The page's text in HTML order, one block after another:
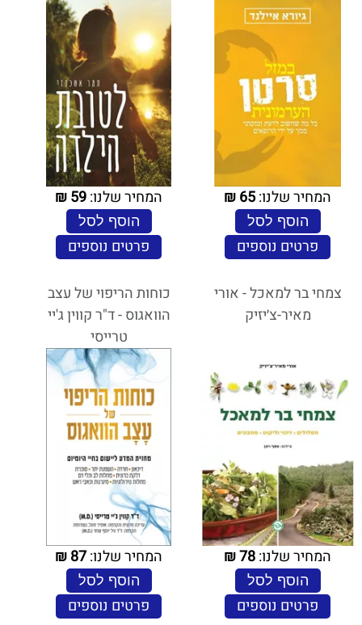
המחיר שלנו:65
₪
הוסף לסל
פרטים נוספים
המחיר שלנו:59
₪
הוסף לסל
פרטים נוספים
צמחי בר למאכל - אורי
מאיר-צ׳יזיק
המחיר שלנו:78
₪
הוסף לסל
פרטים נוספים
כוחות הריפוי של עצב
הוואגוס - ד"ר קווין ג'יי
טרייסי
המחיר שלנו:87
₪
הוסף לסל
פרטים נוספים